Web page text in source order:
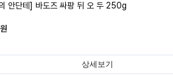
안단테] 바도즈 싸팡 뒤 오 두 250g
원
상세보기